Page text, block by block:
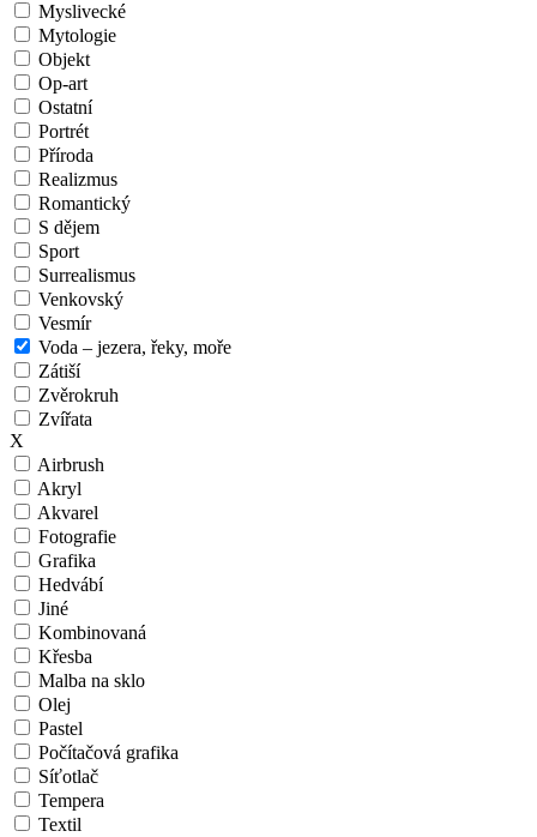
Myslivecké
Mytologie
Objekt
Op-art
Ostatní
Portrét
Příroda
Realizmus
Romantický
S dějem
Sport
Surrealismus
Venkovský
Vesmír
Voda – jezera, řeky, moře
Zátiší
Zvěrokruh
Zvířata
X
Airbrush
Akryl
Akvarel
Fotografie
Grafika
Hedvábí
Jiné
Kombinovaná
Křesba
Malba na sklo
Olej
Pastel
Počítačová grafika
Síťotlač
Tempera
Textil